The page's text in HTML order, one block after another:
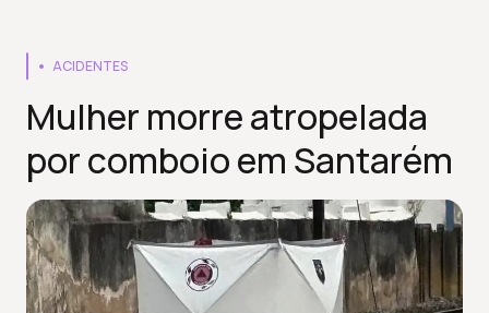
ACIDENTES
Mulher morre atropelada
por comboio em Santarém